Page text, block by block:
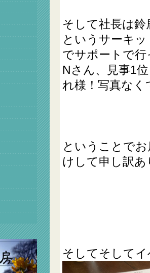
そして社長は
というサーキ
でサポートで
Nさん、見事1
れ様！写真な
ということで
けして申し訳
そしてそして